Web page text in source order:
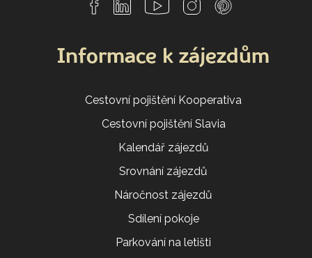
Informace k zájezdům
Cestovní pojištění Kooperativa
Cestovní pojištění Slavia
Kalendář zájezdů
Srovnání zájezdů
Náročnost zájezdů
Sdílení pokoje
Parkování na letišti